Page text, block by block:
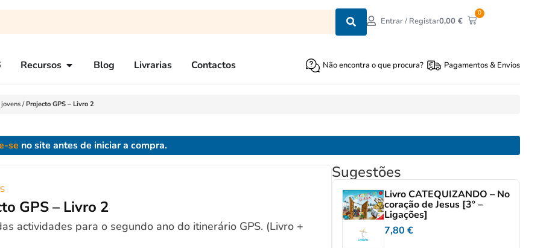
Entrar / Registar0,00€
0
Recursos Blog Livrarias Contactos Não encontra o que procura? Pagamentos & Envios
/Projecto GPS – Livro 2
se no site antes de iniciar a compra.
GPS – Livro 2
actividades para o segundo ano do itinerário GPS. (Livro +
Sugestões
Livro CATEQUIZANDO – No
coração de Jesus [3º –
Ligações]
7,80 €